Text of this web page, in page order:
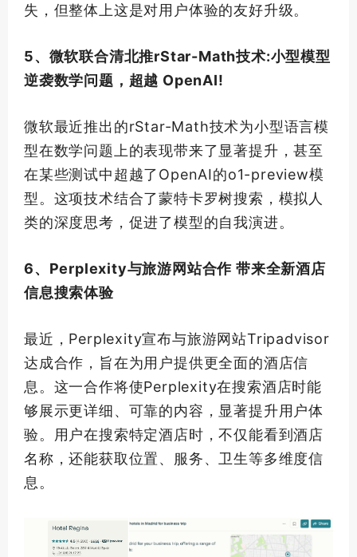
失，但整体上这是对用户体验的友好升级。
5、微软联合清北推rStar-Math技术:小型模型
逆袭数学问题，超越 OpenAI!
微软最近推出的rStar-Math技术为小型语言模
型在数学问题上的表现带来了显著提升，甚至
在某些测试中超越了OpenAI的o1-preview模
型。这项技术结合了蒙特卡罗树搜索，模拟人
类的深度思考，促进了模型的自我演进。
6、Perplexity与旅游网站合作 带来全新酒店
信息搜索体验
最近，Perplexity宣布与旅游网站Tripadvisor
达成合作，旨在为用户提供更全面的酒店信
息。这一合作将使Perplexity在搜索酒店时能
够展示更详细、可靠的内容，显著提升用户体
验。用户在搜索特定酒店时，不仅能看到酒店
名称，还能获取位置、服务、卫生等多维度信
息。